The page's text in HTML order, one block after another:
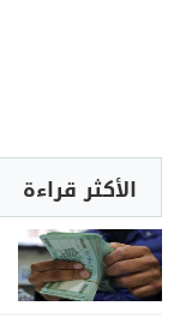
الأكثر قراءة